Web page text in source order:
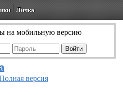
Личка
на мобильную версию
версия